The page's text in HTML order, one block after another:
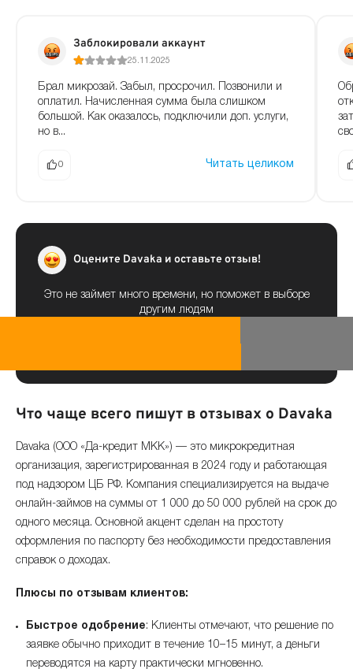
Заблокировали аккаунт
25.11.2025
Брал микрозай. Забыл, просрочил. Позвонили и
оплатил. Начисленная сумма была слишком
большой. Как оказалось, подключили доп. услуги,
но в...
0 Читать целиком
Оцените Davaka и оставьте отзыв!
Это не займет много времени, но поможет в выборе
другим людям
Что чаще всего пишут в отзывах о Davaka
Davaka (ООО «Да-кредит МКК») — это микрокредитная
организация, зарегистрированная в 2024 году и работающая
под надзором ЦБ РФ. Компания специализируется на выдаче
онлайн-займов на суммы от 1 000 до 50 000 рублей на срок до
одного месяца. Основной акцент сделан на простоту
оформления по паспорту без необходимости предоставления
справок о доходах.
Плюсы по отзывам клиентов:
Быстрое одобрение: Клиенты отмечают, что решение по
заявке обычно приходит в течение 10–15 минут, а деньги
переводятся на карту практически мгновенно.